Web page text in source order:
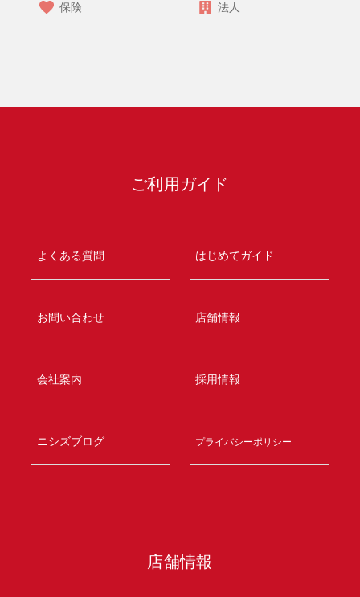
保険 法人
ご利用ガイド
よくある質問 はじめてガイド
お問い合わせ 店舗情報
会社案内 採用情報
ニシズブログ プライバシーポリシー
店舗情報